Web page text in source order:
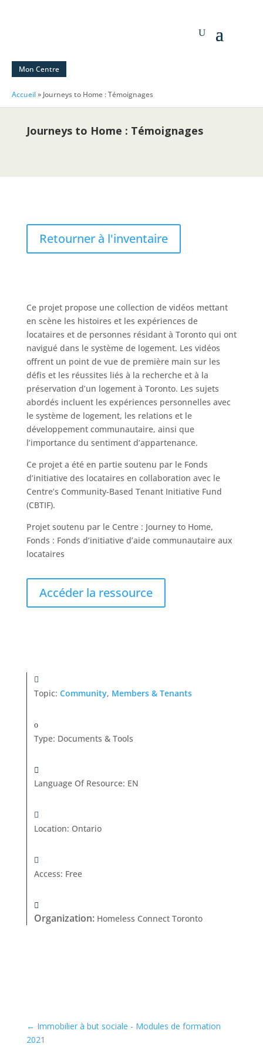
Mon Centre
Accueil» Journeys to Home : Témoignages
Journeys to Home : Témoignages
Retourner à l'inventaire
Ce projet propose une collection de vidéos mettant
en scène les histoires et les expériences de
locataires et de personnes résidant à Toronto qui ont
navigué dans le système de logement. Les vidéos
offrent un point de vue de première main sur les
défis et les réussites liés à la recherche et à la
préservation d’un logement à Toronto. Les sujets
abordés incluent les expériences personnelles avec
le système de logement, les relations et le
développement communautaire, ainsi que
l’importance du sentiment d’appartenance.
Ce projet a été en partie soutenu par le Fonds
d’initiative des locataires en collaboration avec le
Centre’s Community-Based Tenant Initiative Fund
(CBTIF).
Projet soutenu par le Centre : Journey to Home,
Fonds : Fonds d’initiative d’aide communautaire aux
locataires
Accéder la ressource
Topic: Community, Members & Tenants
Type: Documents & Tools
Language Of Resource: EN
Location: Ontario
Access: Free
Organization: Homeless Connect Toronto
← Immobilier à but sociale - Modules de formation
2021